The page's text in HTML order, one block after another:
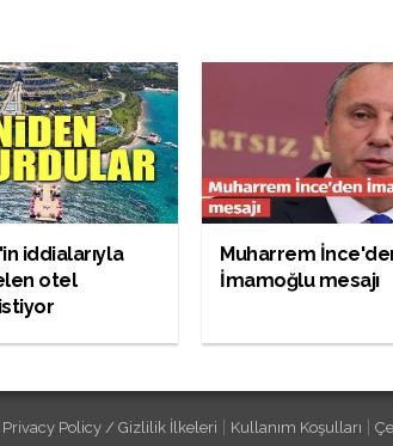
iddialarıyla
otel
Muharrem
İmamoğlu mesajı
Privacy Policy / Gizlilik İlkeleri Kullanım Koşulları